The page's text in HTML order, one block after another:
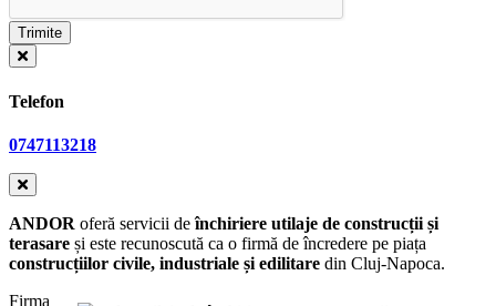
Telefon
0747113218
ANDOR oferă servicii deînchiriere utilaje de construcții și
terasare și este recunoscută ca o firmă de încredere pe piața
construcțiilor civile, industriale și edilitare din Cluj-Napoca.
Firma